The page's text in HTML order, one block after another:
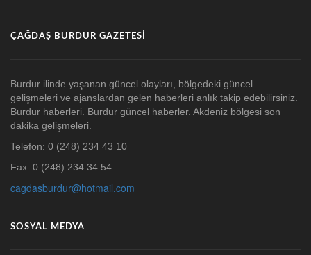
ÇAĞDAŞ BURDUR GAZETESI
Burdur ilinde yaşanan güncel olayları, bölgedeki güncel
gelişmeleri ve ajanslardan gelen haberleri anlık takip edebilirsiniz.
Burdur haberleri. Burdur güncel haberler. Akdeniz bölgesi son
dakika gelişmeleri.
Telefon: 0 (248) 234 43 10
Fax: 0 (248) 234 34 54
cagdasburdur@hotmail.com
SOSYAL MEDYA